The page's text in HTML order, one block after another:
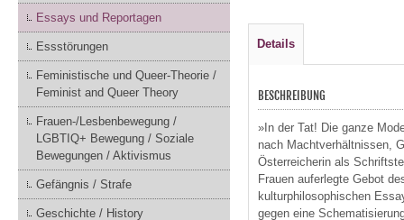
Essays und Reportagen
Essstörungen
Feministische und Queer-Theorie /
Feminist and Queer Theory
Frauen-/Lesbenbewegung /
LGBTIQ+ Bewegung / Soziale
Bewegungen / Aktivismus
Gefängnis / Strafe
Geschichte / History
Details
BESCHREIBUNG
»In der Tat! Die ganze
nach Machtverhältnissen,
Österreicherin als
Frauen auferlegte Gebot
kulturphilosophischen
gegen eine